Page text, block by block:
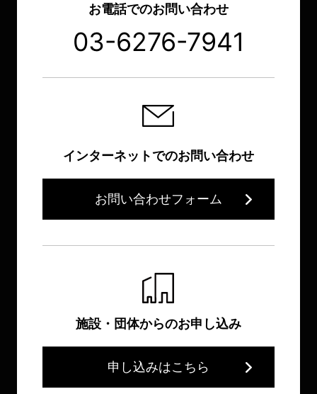
お電話でのお問い合わせ
03-6276-7941
インターネットでのお問い合わせ
お問い合わせフォーム
施設・団体からのお申し込み
申し込みはこちら